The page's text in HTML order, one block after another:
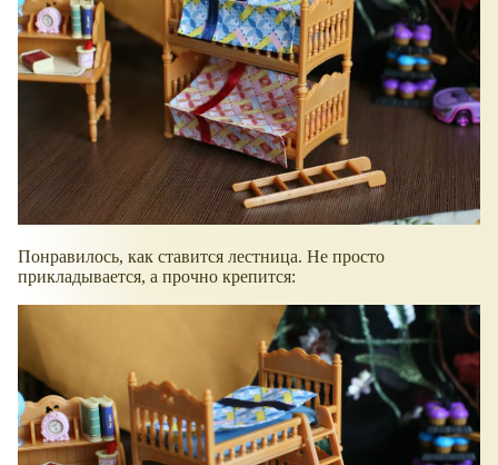
Понравилось, как ставится лестница. Не просто
прикладывается, а прочно крепится: